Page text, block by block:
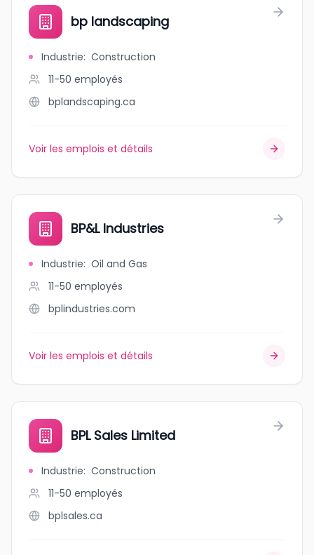
bp landscaping
Industrie: Construction
11-50 employés
bplandscaping.ca
Voir les emplois et détails
BP&L Industries
Industrie: Oil and Gas
11-50 employés
bplindustries.com
Voir les emplois et détails
BPL Sales Limited
Industrie: Construction
11-50 employés
bplsales.ca